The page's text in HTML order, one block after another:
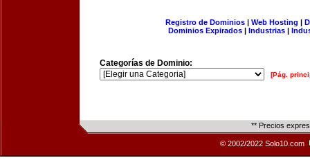
Registro de Dominios| Web Hosting |
Dominios Expirados | Industrias |
Categorías de Dominio:
[Pág.
** Precios
© 2002/2022 Solo10.com